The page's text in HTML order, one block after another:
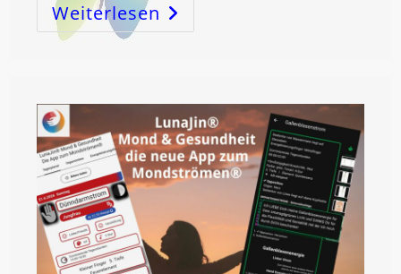
Weiterlesen ICH
T